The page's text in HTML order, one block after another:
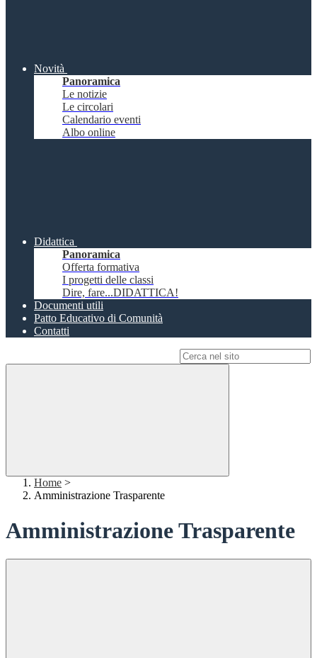
Novità
Panoramica
Le notizie
Le circolari
Calendario eventi
Albo online
Didattica
Panoramica
Offerta formativa
I progetti delle classi
Dire, fare...DIDATTICA!
Documenti utili
Patto Educativo di Comunità
Contatti
Home >
Amministrazione Trasparente
Amministrazione Trasparente